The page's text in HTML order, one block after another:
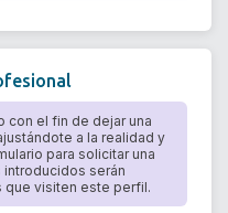
con el fin de dejar una
a la realidad y
para solicitar una
introducidos serán
que visiten este perfil.